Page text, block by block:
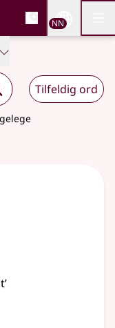
og
NN
Tilfeldig ord